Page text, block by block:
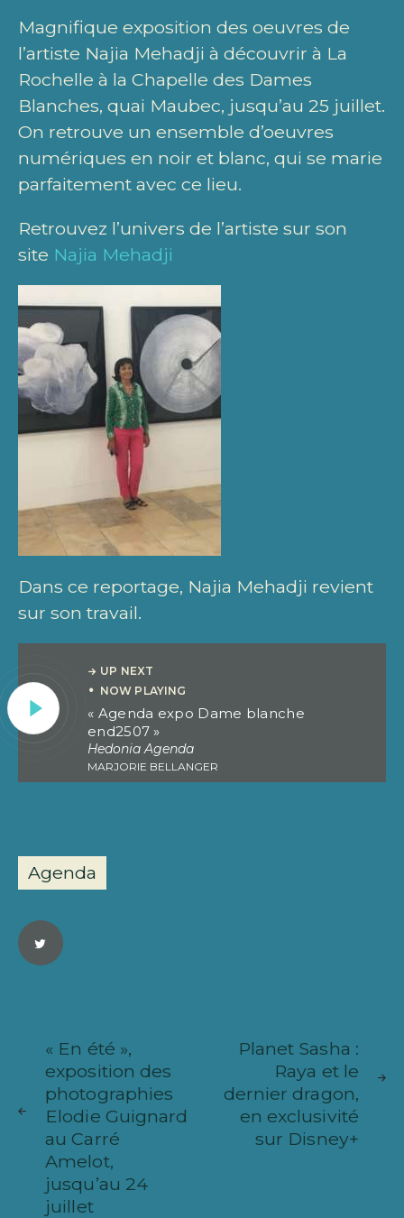
Magnifique exposition des oeuvres de
l’artiste Najia Mehadji à découvrir à La
Rochelle à la Chapelle des Dames
Blanches, quai Maubec, jusqu’au 25 juillet.
On retrouve un ensemble d’oeuvres
numériques en noir et blanc, qui se marie
parfaitement avec ce lieu.
Retrouvez l’univers de l’artiste sur son
site Najia Mehadji
Dans ce reportage, Najia Mehadji revient
sur son travail.
« Agenda expo Dame blanche
end2507 »
Hedonia Agenda
MARJORIE BELLANGER
Agenda
de
l’article
SUIVANT
« En été »,
exposition des
photographies
Elodie Guignard
au Carré
Amelot,
jusqu’au 24
juillet
Planet Sasha :
Raya et le
dernier dragon,
en exclusivité
sur Disney+